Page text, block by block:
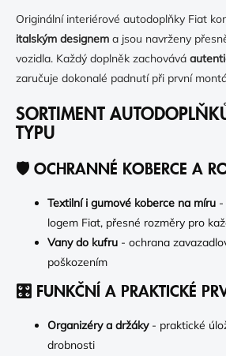
Y
V
Ý
P
I
U
Í
Originální interiérové autodoplňky Fiat
italským designem a jsou navrženy
vozidla. Každý doplněk zachovává
zaručuje dokonalé padnutí při první
SORTIMENT
TYPU
🛡️ OCHRANNÉ KOBERCE A
Textilní i gumové koberce na míru -
logem Fiat, přesné rozměry pro
Vany do kufru - ochrana
poškozením
🎛️ FUNKČNÍ A PRAKTICKÉ
Organizéry a držáky- praktické
drobnosti